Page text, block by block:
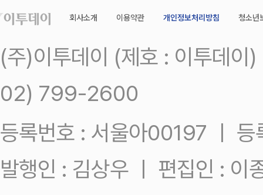
회사소개 이용약관 개인정보처리방침 청소년
(주)이투데이 (제호 : 이투데
02) 799-2600
등록번호 : 서울아00197 ㅣ
발행인 : 김상우 ㅣ 편집인 : 이